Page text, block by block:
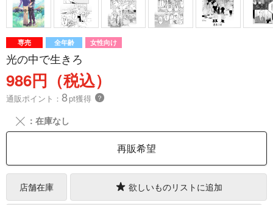
専売 全年齢 女性向け
光の中で生きろ
986円（税込）
通販ポイント： 8pt獲得 ？
╳ ：在庫なし
再販希望
店舗在庫 欲しいものリストに追加